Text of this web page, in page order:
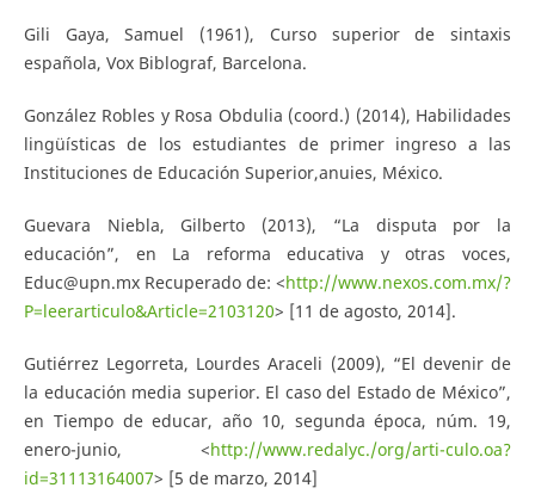
Gili Gaya, Samuel (1961), Curso superior de sintaxis
española, Vox Biblograf, Barcelona.
González Robles y Rosa Obdulia (coord.) (2014), Habilidades
lingüísticas de los estudiantes de primer ingreso a las
Instituciones de Educación Superior,anuies, México.
Guevara Niebla, Gilberto (2013), “La disputa por la
educación”, en La reforma educativa y otras voces,
Educ@upn.mx Recuperado de: <http://www.nexos.com.mx/?
P=leerarticulo&Article=2103120> [11 de agosto, 2014].
Gutiérrez Legorreta, Lourdes Araceli (2009), “El devenir de
la educación media superior. El caso del Estado de México”,
en Tiempo de educar, año 10, segunda época, núm. 19,
enero-junio, <http://www.redalyc./org/arti-culo.oa?
id=31113164007> [5 de marzo, 2014]